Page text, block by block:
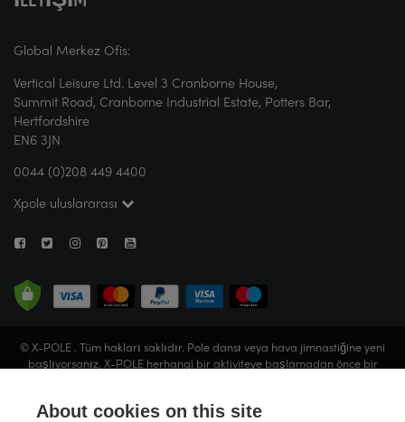
Global Merkez Ofis:
Vertical Leisure Ltd. Level 3 Cranborne House,
Summit Road, Cranborne Industrial Estate, Potters Bar,
Hertfordshire
EN6 3JN
0044 (0)208 449 4400
Xpole uluslararası
© X-POLE . Tüm hakları saklıdır. Pole dansı veya hava jimnastiğine yeni
başlıyorsanız, X-POLE herhangi bir aktiviteye başlamadan önce bir
göstermektedir), İngiltere ve Galler'de kayıtlıdır (Şirket No. 05057679).
About cookies on this site